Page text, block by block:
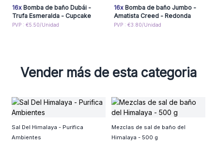
16xBomba de baño Dubái -
Trufa Esmeralda - Cupcake
PVP : €5.50/Unidad
16xBomba de baño Jumbo -
Amatista Creed - Redonda
PVP : €3.80/Unidad
Vender más de esta categoria
Sal Del Himalaya - Purifica
Ambientes
Mezclas de sal de baño del
Himalaya - 500 g